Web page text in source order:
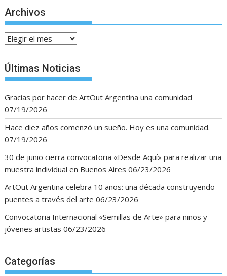
Archivos
Archivos
Últimas Noticias
Gracias por hacer de ArtOut Argentina una comunidad
07/19/2026
Hace diez años comenzó un sueño. Hoy es una comunidad.
07/19/2026
30 de junio cierra convocatoria «Desde Aquí» para realizar una
muestra individual en Buenos Aires 06/23/2026
ArtOut Argentina celebra 10 años: una década construyendo
puentes a través del arte 06/23/2026
Convocatoria Internacional «Semillas de Arte» para niños y
jóvenes artistas 06/23/2026
Categorías